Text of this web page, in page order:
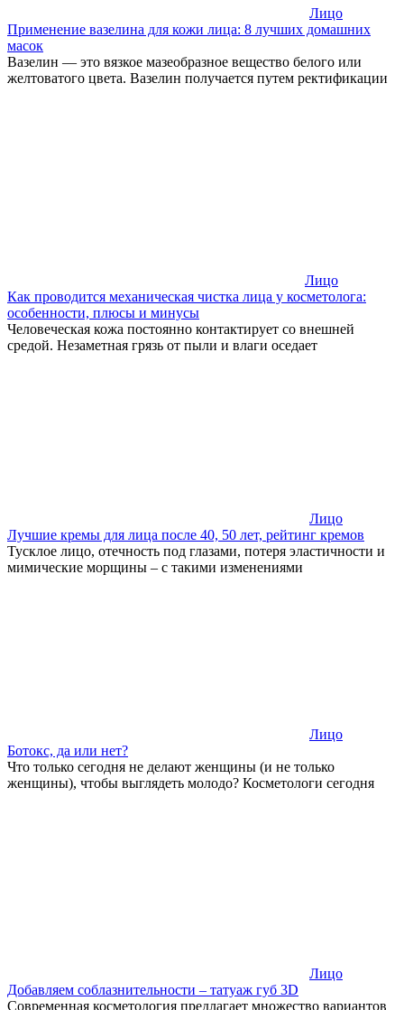
Лицо
Применение вазелина для кожи лица: 8 лучших домашних
масок
Вазелин — это вязкое мазеобразное вещество белого или
желтоватого цвета. Вазелин получается путем ректификации
Лицо
Как проводится механическая чистка лица у косметолога:
особенности, плюсы и минусы
Человеческая кожа постоянно контактирует со внешней
средой. Незаметная грязь от пыли и влаги оседает
Лицо
Лучшие кремы для лица после 40, 50 лет, рейтинг кремов
Тусклое лицо, отечность под глазами, потеря эластичности и
мимические морщины – с такими изменениями
Лицо
Ботокс, да или нет?
Что только сегодня не делают женщины (и не только
женщины), чтобы выглядеть молодо? Косметологи сегодня
Лицо
Добавляем соблазнительности – татуаж губ 3D
Современная косметология предлагает множество вариантов